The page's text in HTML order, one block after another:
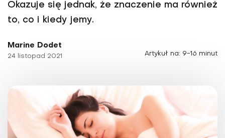
Okazuje się jednak, że znaczenie ma również
to, co i kiedy jemy.
Marine Dodet
24 listopad 2021 Artykuł na: 9-16 minut